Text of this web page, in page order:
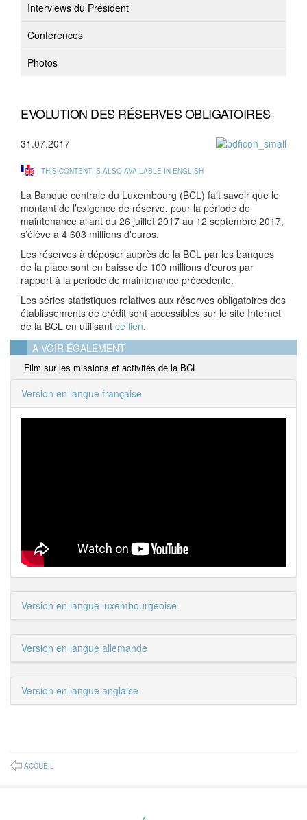
Interviews du Président
Conférences
Photos
EVOLUTION DES RÉSERVES OBLIGATOIRES
31.07.2017
THIS CONTENT IS ALSO AVAILABLE IN ENGLISH
La Banque centrale du Luxembourg (BCL) fait savoir que le
montant de l’exigence de réserve, pour la période de
maintenance allant du 26 juillet 2017 au 12 septembre 2017,
s’élève à 4 603 millions d'euros.
Les réserves à déposer auprès de la BCL par les banques
de la place sont en baisse de 100 millions d'euros par
rapport à la période de maintenance précédente.
Les séries statistiques relatives aux réserves obligatoires des
établissements de crédit sont accessibles sur le site Internet
de la BCL en utilisant ce lien.
A VOIR ÉGALEMENT
Film sur les missions et activités de la BCL
Version en langue française
Version en langue luxembourgeoise
Version en langue allemande
Version en langue anglaise
ACCUEIL